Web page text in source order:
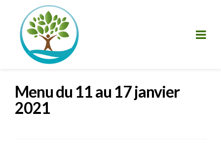
Menu du 11 au 17 janvier
2021